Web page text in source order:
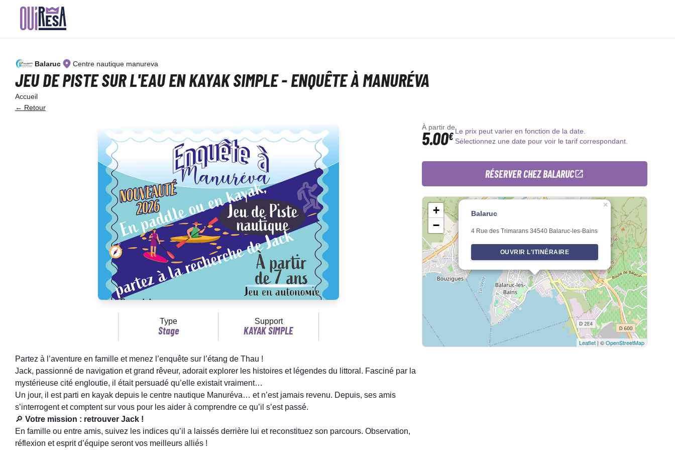
principal
Balaruc Centre nautique manureva
JEU DE PISTE SUR L'EAU EN KAYAK SIMPLE - ENQUÊTE À MANURÉVA
Accueil
← Retour
Type
Stage
Support
KAYAK SIMPLE
Partez à l’aventure en famille et menez l’enquête sur l’étang de Thau !
Jack, passionné de navigation et grand rêveur, adorait explorer les histoires et légendes du littoral. Fasciné par la
mystérieuse cité engloutie, il était persuadé qu’elle existait vraiment…
Un jour, il est parti en kayak depuis le centre nautique Manuréva… et n’est jamais revenu. Depuis, ses amis
s’interrogent et comptent sur vous pour les aider à comprendre ce qu’il s’est passé.
🔎 Votre mission : retrouver Jack !
En famille ou entre amis, suivez les indices qu’il a laissés derrière lui et reconstituez son parcours. Observation,
réflexion et esprit d’équipe seront vos meilleurs alliés !
À partir de
5.00€ Le prix peut varier en fonction de la date.
Sélectionnez une date pour voir le tarif correspondant.
RÉSERVER CHEZ BALARUC
Balaruc
4 Rue des Trimarans 34540 Balaruc-les-Bains
OUVRIR L'ITINÉRAIRE
×
+
−
Leaflet | ©OpenStreetMap